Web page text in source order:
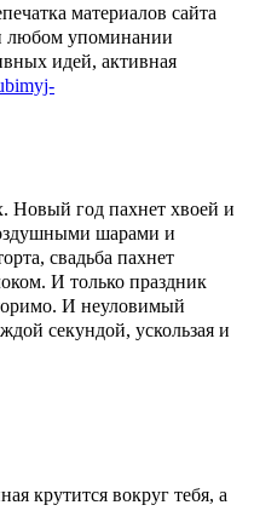
материалов сайта
упоминании
идей, активная
Новый год пахнет хвоей и
шарами и
свадьба пахнет
И только праздник
И неуловимый
секундой, ускользая и
крутится вокруг тебя, а